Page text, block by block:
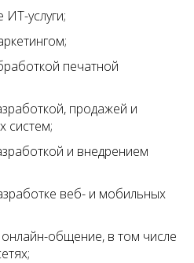
услуги;
печатной
продажей и
систем;
и внедрением
веб- и мобильных
общение, в том числе